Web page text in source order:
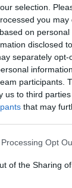
selection.
you may
on
disclosed
separately
participants.
us to third
that may
website/app
or usage
to Google and
Opt
of the Sharing
a
trükkje –